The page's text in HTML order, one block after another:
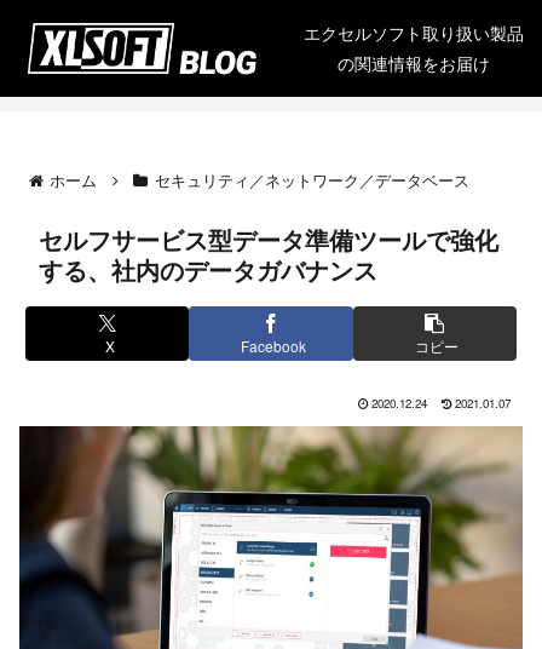
エクセルソフト取り扱い製品
の関連情報をお届け
ホーム セキュリティ／ネットワーク／データベース
セルフサービス型データ準備ツールで強化
する、社内のデータガバナンス
X Facebook コピー
2020.12.24 2021.01.07